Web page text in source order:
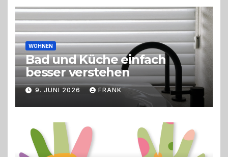
Live-Cooking
WOHNEN
Bad und Küche einfach
besser verstehen
9. JUNI 2026 FRANK